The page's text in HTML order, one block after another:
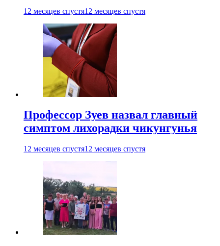
12 месяцев спустя12 месяцев спустя
Профессор Зуев назвал главный
симптом лихорадки чикунгунья
12 месяцев спустя12 месяцев спустя